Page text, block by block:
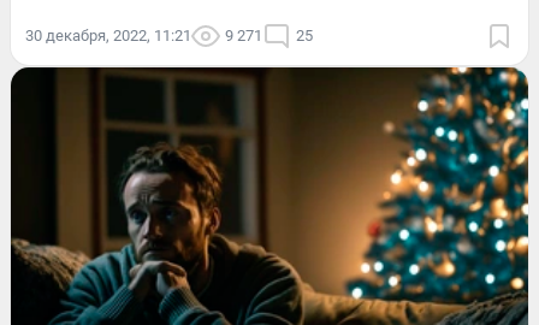
30 декабря, 2022, 11:21 9 271 25